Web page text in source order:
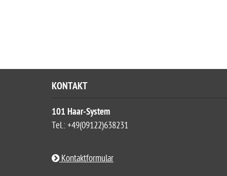
KONTAKT
101 Haar-System
Tel.: +49(09122)638231
Kontaktformular